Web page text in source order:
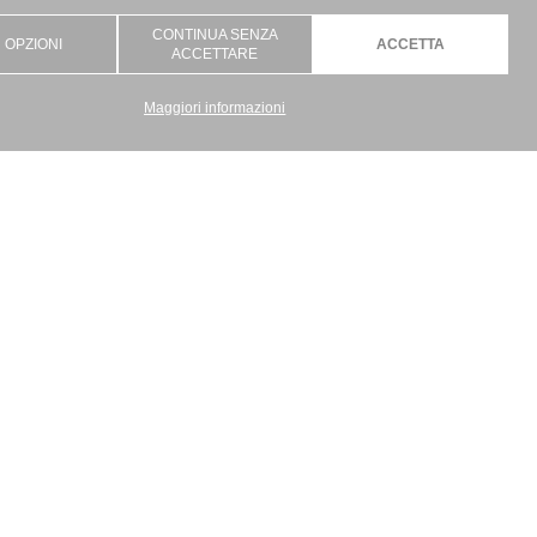
CONTINUA SENZA
ACCETTARE
ACCETTA
Maggiori informazioni